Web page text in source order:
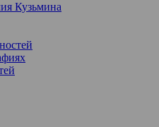
Кузьмина